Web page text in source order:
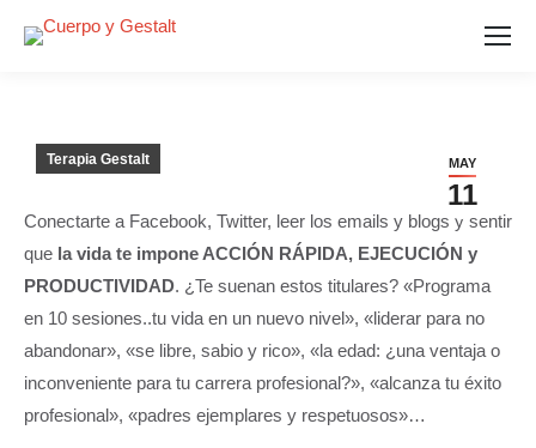
MAY
11
Terapia Gestalt
Conectarte a Facebook, Twitter, leer los emails y blogs y sentir
que la vida te impone ACCIÓN RÁPIDA, EJECUCIÓN y
PRODUCTIVIDAD. ¿Te suenan estos titulares? «Programa
en 10 sesiones..tu vida en un nuevo nivel», «liderar para no
abandonar», «se libre, sabio y rico», «la edad: ¿una ventaja o
inconveniente para tu carrera profesional?», «alcanza tu éxito
profesional», «padres ejemplares y respetuosos»…